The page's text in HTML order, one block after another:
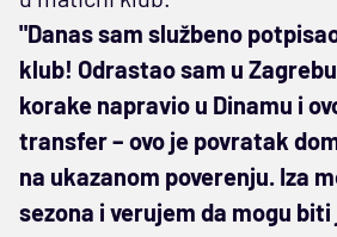
"Danas sam službeno
klub! Odrastao sam u
korake napravio u Dinamu i
transfer – ovo je povratak
na ukazanom poverenju. Iza
sezona i verujem da mogu